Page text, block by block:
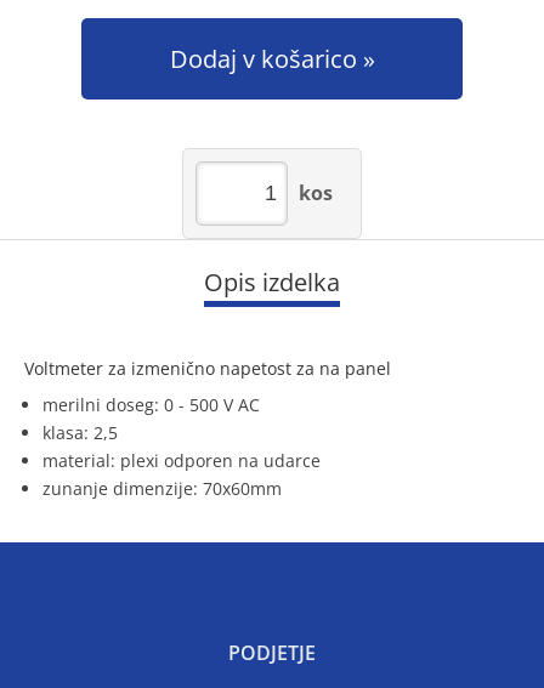
Dodaj v košarico
kos
Opis izdelka
Voltmeter za izmenično napetost za na panel
merilni doseg: 0 - 500 V AC
klasa: 2,5
material: plexi odporen na udarce
zunanje dimenzije: 70x60mm
PODJETJE